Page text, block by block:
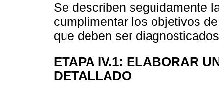
Se describen seguidamente
cumplimentar los objetivos
que deben ser
ETAPA IV.1: ELABORAR
DETALLADO